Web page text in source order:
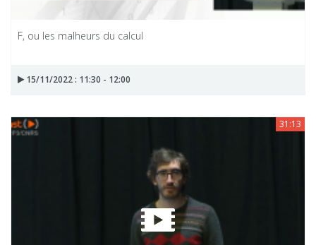
F, ou les malheurs du calcul
15/11/2022 : 11:30 - 12:00
31:13